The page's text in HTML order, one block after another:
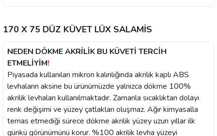
170 X 75 DÜZ KÜVET LÜX SALAMİS
NEDEN DÖKME AKRİLİK BU KÜVETİ TERCİH
ETMELİYİM!
Piyasada kullanılan mikron kalınlığında akrilik kaplı ABS
levhaların aksine bu ürünümüzde yalnızca dökme 100%
akrilik levhaları kullanılmaktadır. Zamanla sıcaklıktan dolayı
renk değişimi ve yüzey çatlakları oluşmaz. Ağır kimyasalla
temas etmediği sürece dökme akrilik yüzey uzun yıllar ilk
günkü görünümünü korur. %100 akrilik levha yüzeyi